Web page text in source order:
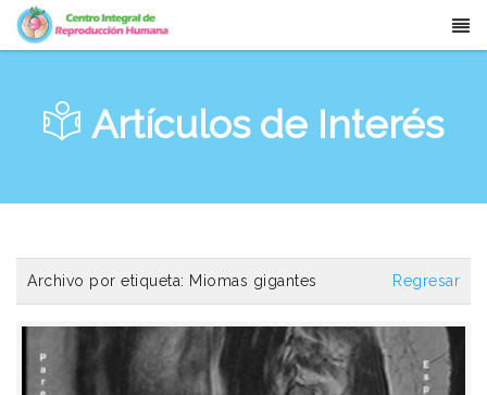
Artículos de Interés
Archivo por etiqueta: Miomas gigantes Regresar